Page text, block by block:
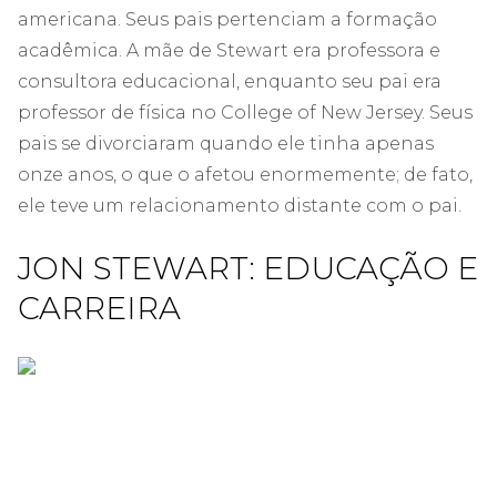
americana. Seus pais pertenciam a formação
acadêmica. A mãe de Stewart era professora e
consultora educacional, enquanto seu pai era
professor de física no College of New Jersey. Seus
pais se divorciaram quando ele tinha apenas
onze anos, o que o afetou enormemente; de ​​fato,
ele teve um relacionamento distante com o pai.
JON STEWART: EDUCAÇÃO E
CARREIRA